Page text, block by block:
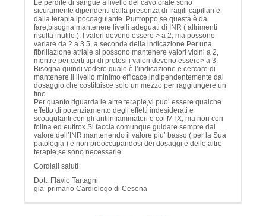
Le perdite di sangue a livello del cavo orale sono
sicuramente dipendenti dalla presenza di fragili capillari e
dalla terapia ipocoagulante. Purtroppo,se questa è da
fare,bisogna mantenere livelli adeguati di INR ( altrimenti
risulta inutile ). I valori devono essere > a 2, ma possono
variare da 2 a 3.5, a seconda della indicazione.Per una
fibrillazione atriale si possono mantenere valori vicini a 2,
mentre per certi tipi di protesi i valori devono essere> a 3.
Bisogna quindi vedere quale è l’indicazione e cercare di
mantenere il livello minimo efficace,indipendentemente dal
dosaggio che costituisce solo un mezzo per raggiungere un
fine.
Per quanto riguarda le altre terapie,vi puo’ essere qualche
effetto di potenziamento degli effetti indesiderati e
scoagulanti con gli antiinfiammatori e col MTX, ma non con
folina ed eutirox.Si faccia comunque guidare sempre dal
valore dell’INR,mantenendo il valore piu’ basso ( per la Sua
patologia ) e non preoccupandosi dei dosaggi e delle altre
terapie,se sono necessarie
Cordiali saluti
Dott. Flavio Tartagni
gia’ primario Cardiologo di Cesena